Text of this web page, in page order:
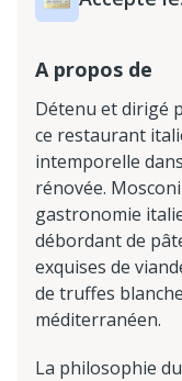
A propos de
Détenu et dirigé
ce restaurant
intemporelle
rénovée.
gastronomie
débordant de
exquises de
de truffes
méditerranéen.
La philosophie